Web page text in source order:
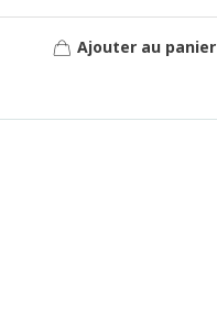
Ajouter au panier